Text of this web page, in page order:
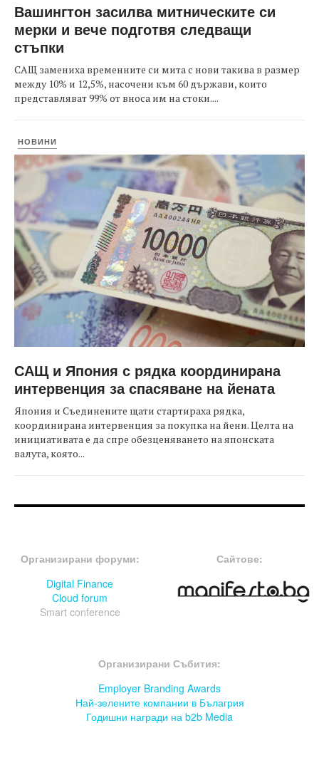
Вашингтон засилва митническите си
мерки и вече подготвя следващи
стъпки
САЩ замениха временните си мита с нови такива в размер
между 10% и 12,5%, насочени към 60 държави, които
представляват 99% от вноса им на стоки....
НОВИНИ
САЩ и Япония с рядка координирана
интервенция за спасяване на йената
Япония и Съединените щати стартираха рядка,
координирана интервенция за покупка на йени. Целта на
инициативата е да спре обезценяването на японската
валута, която...
Организирани форуми:
Digital Finance
Cloud forum
Smart conference
Сайтове:
Организирани Събития:
Employer Branding Awards
Най-зелените компании в Бълагрия
Годишни награди на b2b Media